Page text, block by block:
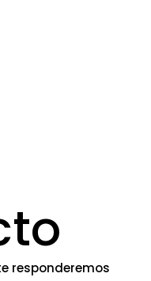
responderemos